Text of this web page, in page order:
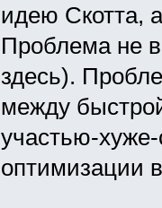
идею Скотта,
Проблема не
здесь).
между
участью-хуже-
оптимизации